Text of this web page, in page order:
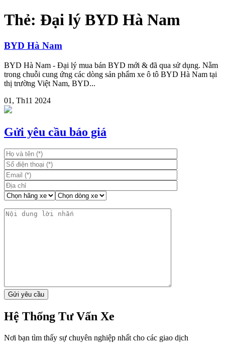
Thẻ: Đại lý BYD Hà Nam
BYD Hà Nam
BYD Hà Nam - Đại lý mua bán BYD mới & đã qua sử dụng. Nằm
trong chuỗi cung ứng các dòng sản phẩm xe ô tô BYD Hà Nam tại
thị trường Việt Nam, BYD...
01, Th11 2024
Gửi yêu cầu báo giá
Hệ Thống Tư Vấn Xe
Nơi bạn tìm thấy sự chuyên nghiệp nhất cho các giao dịch